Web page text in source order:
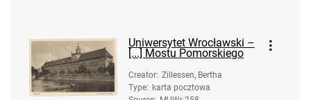
Uniwersytet Wrocławski –
[...] Mostu Pomorskiego
Creator: Zillessen, Bertha
Type: karta pocztowa